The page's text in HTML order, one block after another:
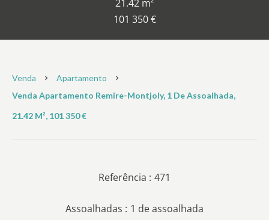
21.42 m²
101 350 €
Venda
Apartamento
Venda Apartamento Remire-Montjoly, 1 De Assoalhada,
21.42 M², 101 350 €
Referência 471
Assoalhadas 1 de assoalhada